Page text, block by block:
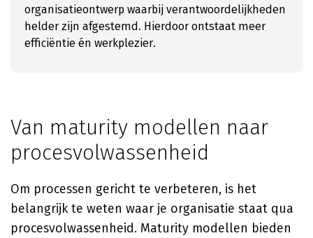
organisatieontwerp waarbij verantwoordelijkheden
helder zijn afgestemd. Hierdoor ontstaat meer
efficiëntie én werkplezier.
Van maturity modellen naar
procesvolwassenheid
Om processen gericht te verbeteren, is het
belangrijk te weten waar je organisatie staat qua
procesvolwassenheid. Maturity modellen bieden